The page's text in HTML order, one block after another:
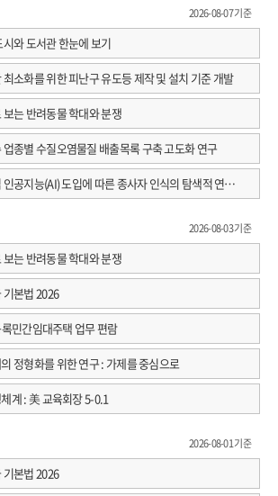
2026-08-07 기준
와 도서관 한눈에 보기
최소화를 위한 피난구 유도등 제작 및 설치 기준 개발
보는 반려동물 학대와 분쟁
업종별 수질오염물질 배출목록 구축 고도화 연구
공지능(AI) 도입에 따른 종사자 인식의 탐색적 연구 :
2026-08-03 기준
보는 반려동물 학대와 분쟁
기본법 2026
민간임대주택 업무 편람
정형화를 위한 연구 : 가제를 중심으로
계 : 美 교육회장 5-0.1
2026-08-01 기준
기본법 2026